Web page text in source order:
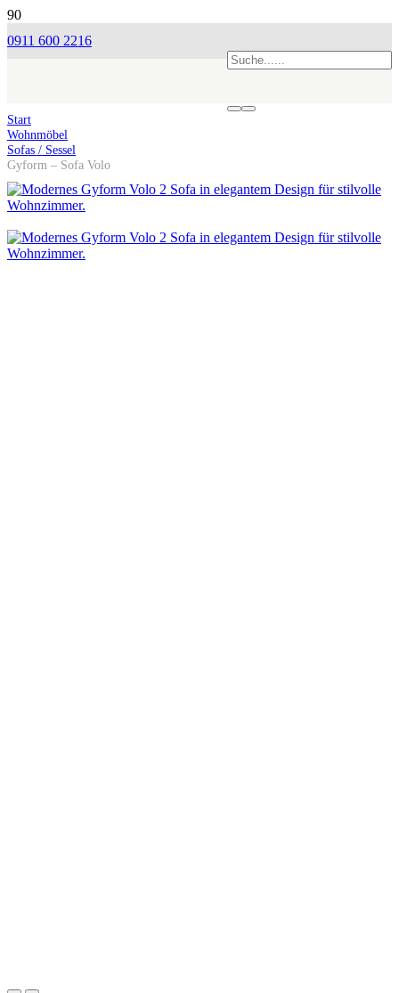
0911 600 2216
Start
Wohnmöbel
Sofas / Sessel
Gyform – Sofa Volo